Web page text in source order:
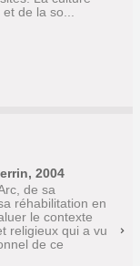
de la so...
2004
de sa
réhabilitation en
le contexte
religieux qui a vu
de ce